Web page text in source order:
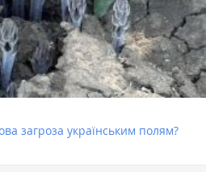
загроза українським полям?